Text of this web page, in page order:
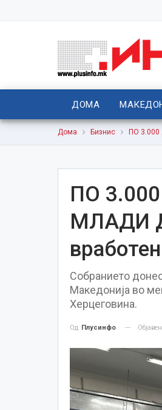
ДОМА
Дома Бизнис ПО
ПО
МЛАДИ
Собранието
Македонија во
Херцеговина.
Од Плусинфо